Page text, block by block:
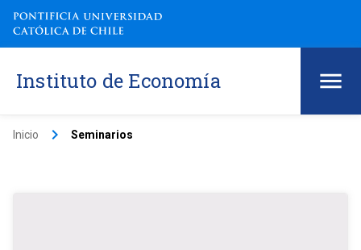
Instituto de Economía
Inicio keyboard_arrow_right Seminarios